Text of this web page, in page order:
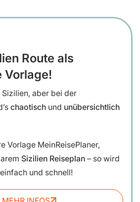
Route als
Vorlage!
aber bei der
chaotisch und unübersichtlich
Vorlage MeinReisePlaner,
Sizilien Reiseplan – so wird
und schnell!